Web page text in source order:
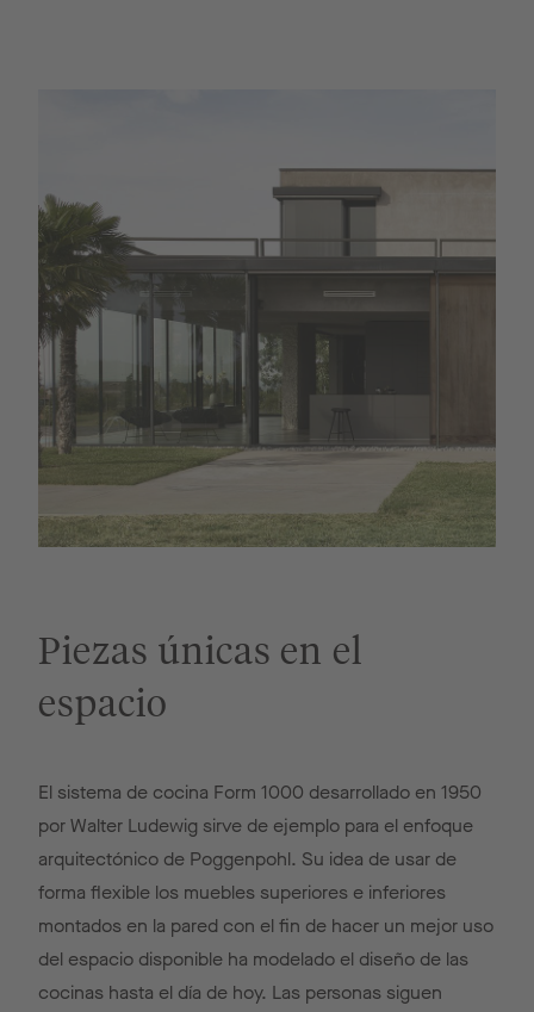
Piezas únicas en el
espacio
El sistema de cocina Form 1000 desarrollado en 1950
por Walter Ludewig sirve de ejemplo para el enfoque
arquitectónico de Poggenpohl. Su idea de usar de
forma flexible los muebles superiores e inferiores
montados en la pared con el fin de hacer un mejor uso
del espacio disponible ha modelado el diseño de las
cocinas hasta el día de hoy. Las personas siguen